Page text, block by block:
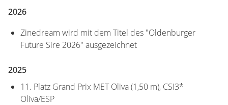
2026
Zinedream wird mit dem Titel des "Oldenburger
Future Sire 2026" ausgezeichnet
2025
11. Platz Grand Prix MET Oliva (1,50 m), CSI3*
Oliva/ESP